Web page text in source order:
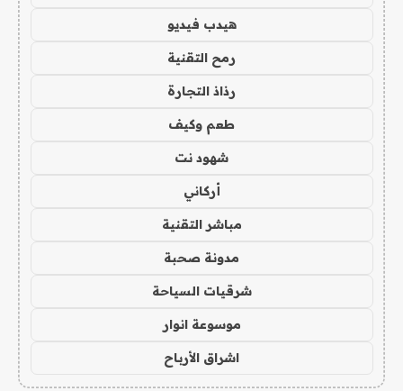
هيدب فيديو
رمح التقنية
رذاذ التجارة
طعم وكيف
شهود نت
أركاني
مباشر التقنية
مدونة صحبة
شرقيات السياحة
موسوعة انوار
اشراق الأرباح